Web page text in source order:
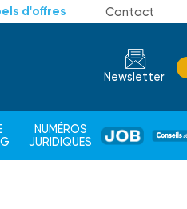
d'offres Contact
Newsletter
NUMÉROS
JURIDIQUES
JOB